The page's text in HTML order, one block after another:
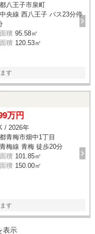
八王子市泉町
中央線 西八王子 バス23分停
積 95.58㎡
積 120.53㎡
す
万円
/ 2026年
青梅市畑中1丁目
青梅線 青梅 徒歩20分
積 101.85㎡
積 150.00㎡
す
表示